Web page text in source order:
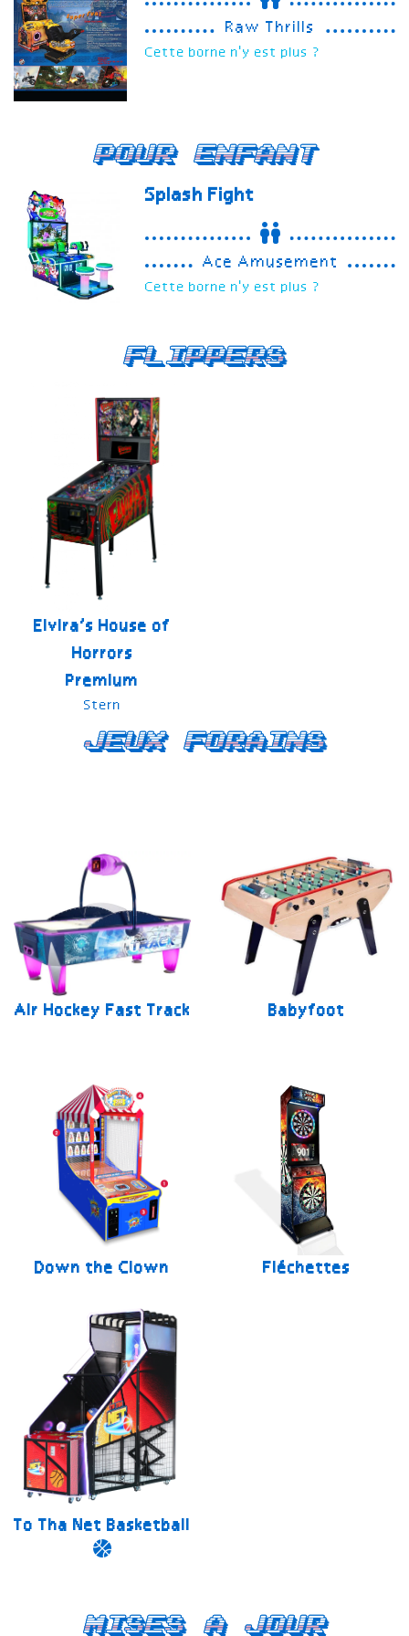
Raw Thrills
Cette borne n'y est plus ?
Pour enfant
Splash Fight
Ace Amusement
Cette borne n'y est plus ?
Flippers
Elvira’s House of
Horrors
Premium
Stern
Jeux forains
Air Hockey Fast Track Babyfoot
Down the Clown Fléchettes
To Tha Net Basketball
Mises a jour